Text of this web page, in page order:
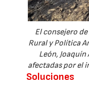
El consejero
Rural y Política
León,
afectadas por el
Soluciones